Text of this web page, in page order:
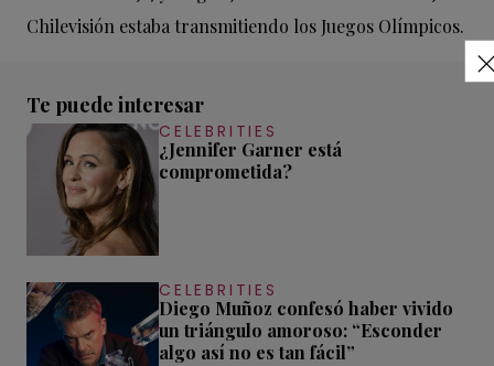
Chilevisión estaba transmitiendo los Juegos Olímpicos.
Te puede interesar
CELEBRITIES
¿Jennifer Garner está
comprometida?
CELEBRITIES
Diego Muñoz confesó haber vivido
un triángulo amoroso: “Esconder
algo así no es tan fácil”